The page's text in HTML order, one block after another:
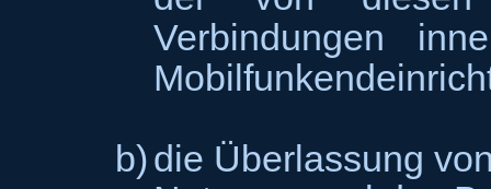
Verbindungen
b)die Überlassung